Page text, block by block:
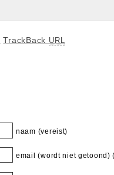
TrackBack URL
naam (vereist)
email (wordt niet getoond)